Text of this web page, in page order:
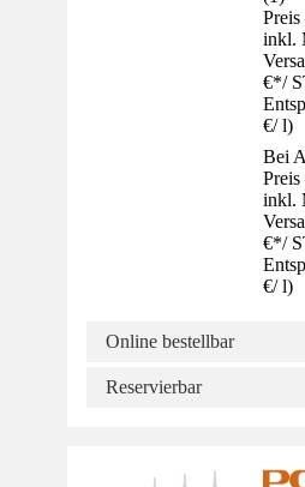
inkl.
€*/
€/ l)
Bei
inkl.
€*/
€/ l)
Online bestellbar
Reservierbar